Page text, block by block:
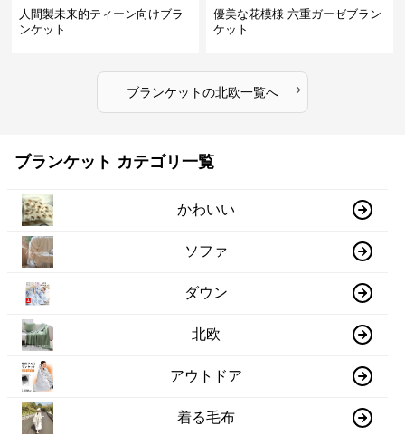
人間製未来的ティーン向けブラ
ンケット
優美な花模様 六重ガーゼブラン
ケット
ブランケットの北欧一覧へ ›
ブランケット カテゴリ一覧
かわいい
ソファ
ダウン
北欧
アウトドア
着る毛布